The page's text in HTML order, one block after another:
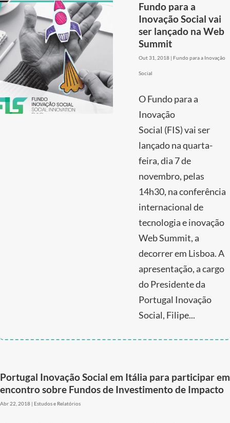
Fundo para a
Inovação Social vai
ser lançado na Web
Summit
Out 31, 2018 | Fundo para a Inovação
Social
O Fundo para a
Inovação
Social (FIS) vai ser
lançado na quarta-
feira, dia 7 de
novembro, pelas
14h30, na conferência
internacional de
tecnologia e inovação
Web Summit, a
decorrer em Lisboa. A
apresentação, a cargo
do Presidente da
Portugal Inovação
Social, Filipe...
Portugal Inovação Social em Itália para participar em
encontro sobre Fundos de Investimento de Impacto
Abr 22, 2018 | Estudos e Relatórios